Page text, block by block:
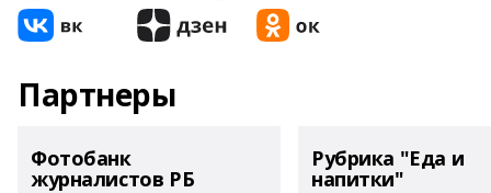
Партнеры
Фотобанк
журналистов РБ
Рубрика "Еда и
напитки"